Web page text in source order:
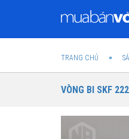
TRANG CHỦ
VÒNG BI SKF